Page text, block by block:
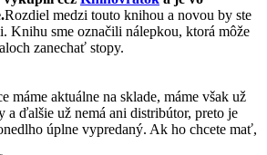
Rozdiel medzi touto knihou a novou by ste
Knihu sme označili nálepkou, ktorá môže
zanechať stopy.
máme aktuálne na sklade, máme však už
a ďalšie už nemá ani distribútor, preto je
úplne vypredaný. Ak ho chcete mať,